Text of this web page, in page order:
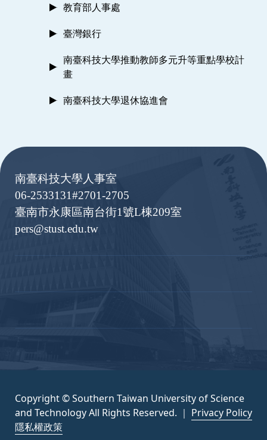
教育部人事處
臺灣銀行
南臺科技大學推動教師多元升等重點學校計
畫
南臺科技大學退休協進會
南臺科技大學人事室
06-2533131#2701-2705
臺南市永康區南台街1號L棟209室
pers@stust.edu.tw
Copyright © Southern Taiwan University of Science
and Technology All Rights Reserved. ｜ Privacy Policy
隱私權政策